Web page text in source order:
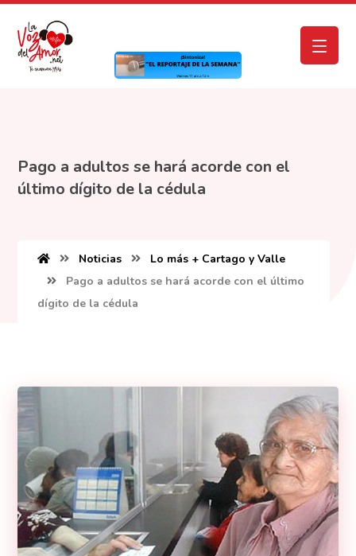
Pago a adultos se hará acorde con el
último dígito de la cédula
Noticias
Lo más + Cartago y Valle
Pago a adultos se hará acorde con el último
dígito de la cédula